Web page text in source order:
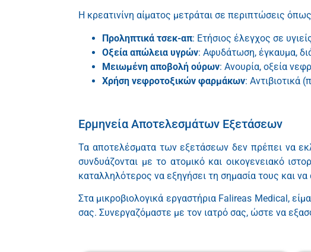
Η κρεατινίνη αίματος μετράται σε περιπτώσεις
Προληπτικά τσεκ-απ: Ετήσιος έλεγχος σε
Οξεία απώλεια υγρών: Αφυδάτωση, έγκαυμα,
Μειωμένη αποβολή ούρων: Ανουρία, οξεία
Χρήση νεφροτοξικών φαρμάκων: Αντιβιοτικά
Ερμηνεία Αποτελεσμάτων Εξετάσεων
Τα αποτελέσματα των εξετάσεων δεν πρέπει να
συνδυάζονται με το ατομικό και οικογενειακό
καταλληλότερος να εξηγήσει τη σημασία τους και
Στα μικροβιολογικά εργαστήρια Falireas Medical,
σας. Συνεργαζόμαστε με τον ιατρό σας, ώστε να